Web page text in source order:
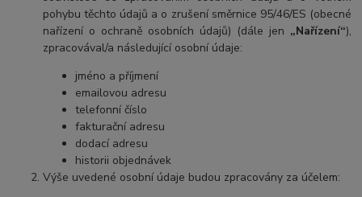
pohybu těchto údajů a o zrušení směrnice 95/46/ES (obecné
nařízení o ochraně osobních údajů) (dále jen „Nařízení“),
zpracovával/a následující osobní údaje:
jméno a příjmení
emailovou adresu
telefonní číslo
fakturační adresu
dodací adresu
historii objednávek
Výše uvedené osobní údaje budou zpracovány za účelem: